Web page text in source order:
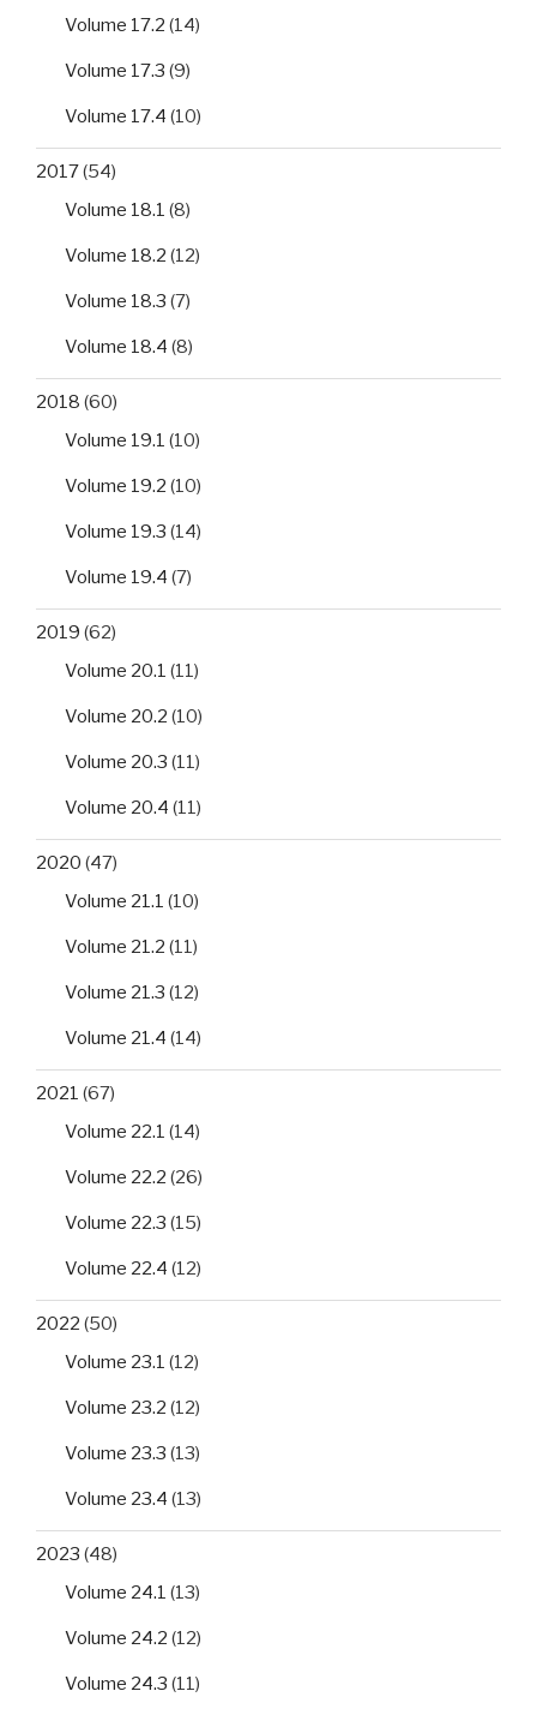
Volume 17.2 (14)
Volume 17.3 (9)
Volume 17.4 (10)
2017(54)
Volume 18.1 (8)
Volume 18.2 (12)
Volume 18.3 (7)
Volume 18.4 (8)
2018 (60)
Volume 19.1 (10)
Volume 19.2 (10)
Volume 19.3 (14)
Volume 19.4 (7)
2019 (62)
Volume 20.1 (11)
Volume 20.2 (10)
Volume 20.3 (11)
Volume 20.4 (11)
2020 (47)
Volume 21.1 (10)
Volume 21.2 (11)
Volume 21.3 (12)
Volume 21.4 (14)
2021 (67)
Volume 22.1 (14)
Volume 22.2 (26)
Volume 22.3 (15)
Volume 22.4 (12)
2022 (50)
Volume 23.1 (12)
Volume 23.2 (12)
Volume 23.3 (13)
Volume 23.4 (13)
2023 (48)
Volume 24.1 (13)
Volume 24.2 (12)
Volume 24.3 (11)